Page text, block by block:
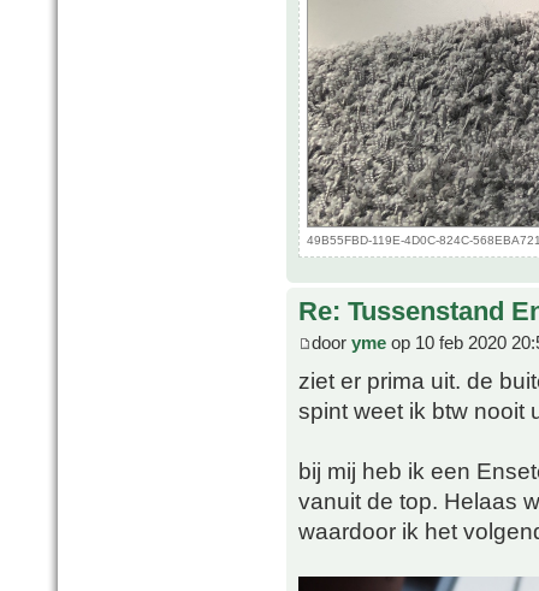
49B55FBD-119E-4D0C-824C-
Re: Tussenstand
door yme op 10 feb 2020
ziet er prima uit. de
spint weet ik btw nooit
bij mij heb ik een
vanuit de top. Helaas
waardoor ik het